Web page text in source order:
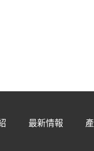
最新情報